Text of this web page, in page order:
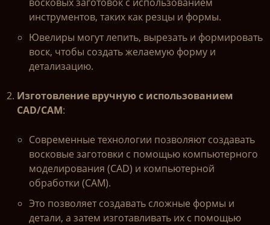
инструментов, таких как резцы и формы.
Ювелиры могут лепить, вырезать и формировать
воск, чтобы создать желаемую форму и
детализацию.
Изготовление вручную с использованием
CAD/CAM:
Современные технологии позволяют создавать
восковые заготовки с помощью компьютерного
моделирования (CAD) и компьютерной
обработки (CAM).
Это позволяет создавать сложные формы и
детали, а затем изготавливать их с помощью